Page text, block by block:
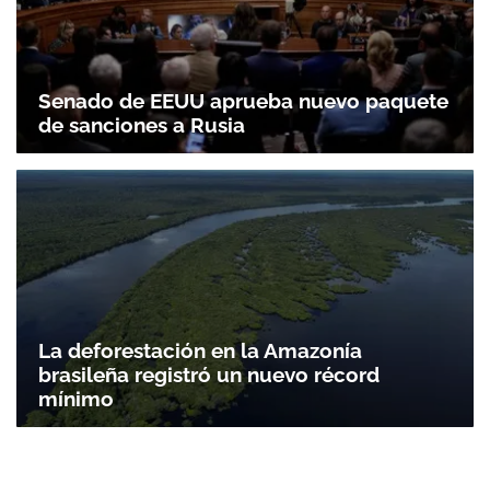
Senado de EEUU aprueba nuevo paquete
de sanciones a Rusia
La deforestación en la Amazonía
brasileña registró un nuevo récord
mínimo